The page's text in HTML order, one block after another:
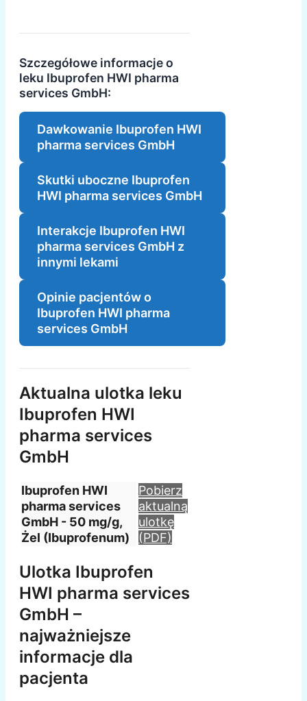
Szczegółowe informacje o
leku Ibuprofen HWI pharma
services GmbH:
Dawkowanie Ibuprofen HWI
pharma services GmbH
Skutki uboczne Ibuprofen
HWI pharma services GmbH
Interakcje Ibuprofen HWI
pharma services GmbH z
innymi lekami
Opinie pacjentów o
Ibuprofen HWI pharma
services GmbH
Aktualna ulotka leku
Ibuprofen HWI
pharma services
GmbH
Ibuprofen HWI
pharma services
GmbH - 50 mg/g,
Żel (Ibuprofenum)
Pobierz
aktualną
ulotkę
(PDF)
Ulotka Ibuprofen
HWI pharma services
GmbH –
najważniejsze
informacje dla
pacjenta